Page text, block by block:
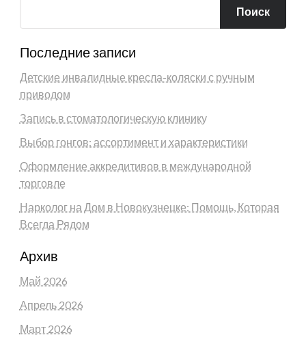
Поиск
Последние записи
Детские инвалидные кресла-коляски с ручным
приводом
Запись в стоматологическую клинику
Выбор гонгов: ассортимент и характеристики
Оформление аккредитивов в международной
торговле
Нарколог на Дом в Новокузнецке: Помощь, Которая
Всегда Рядом
Архив
Май 2026
Апрель 2026
Март 2026